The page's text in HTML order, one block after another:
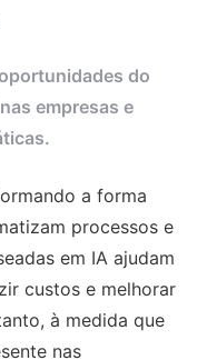
do
empresas e
a forma
processos e
em IA ajudam
custos e melhorar
à medida que
nas